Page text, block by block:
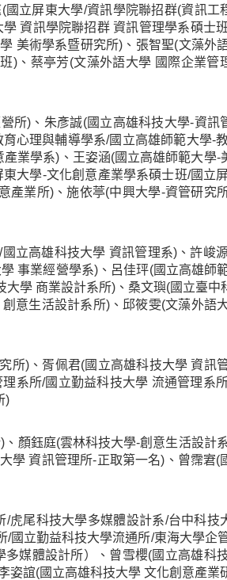
立屏東大學/資訊學院聯招群(資訊工
資訊學院聯招群 資訊管理學系碩士
美術學系暨研究所)、張智聖(文藻外
)、蔡亭芳(文藻外語大學 國際企業管
所)、朱彥誠(國立高雄科技大學-資訊
心理與輔導學系/國立高雄師範大學-
業學系)、王姿涵(國立高雄師範大學-
大學-文化創意產業學系碩士班/國立
產業所)、施依葶(中興大學-資管研究
立高雄科技大學 資訊管理系)、許峻
事業經營學系)、呂佳玶(國立高雄師
學 商業設計系所)、桑文璵(國立臺中
意生活設計系所)、邱筱雯(文藻外語
所)、胥佩君(國立高雄科技大學 資訊
系所/國立勤益科技大學 流通管理系
)
顏鈺庭(雲林科技大學-創意生活設計
學 資訊管理所-正取第一名)、曾霈宭(
虎尾科技大學多媒體設計系/台中科技
國立勤益科技大學流通所/東海大學企
媒體設計所）、曾雪櫻(國立高雄科
姿誼(國立高雄科技大學 文化創意產業